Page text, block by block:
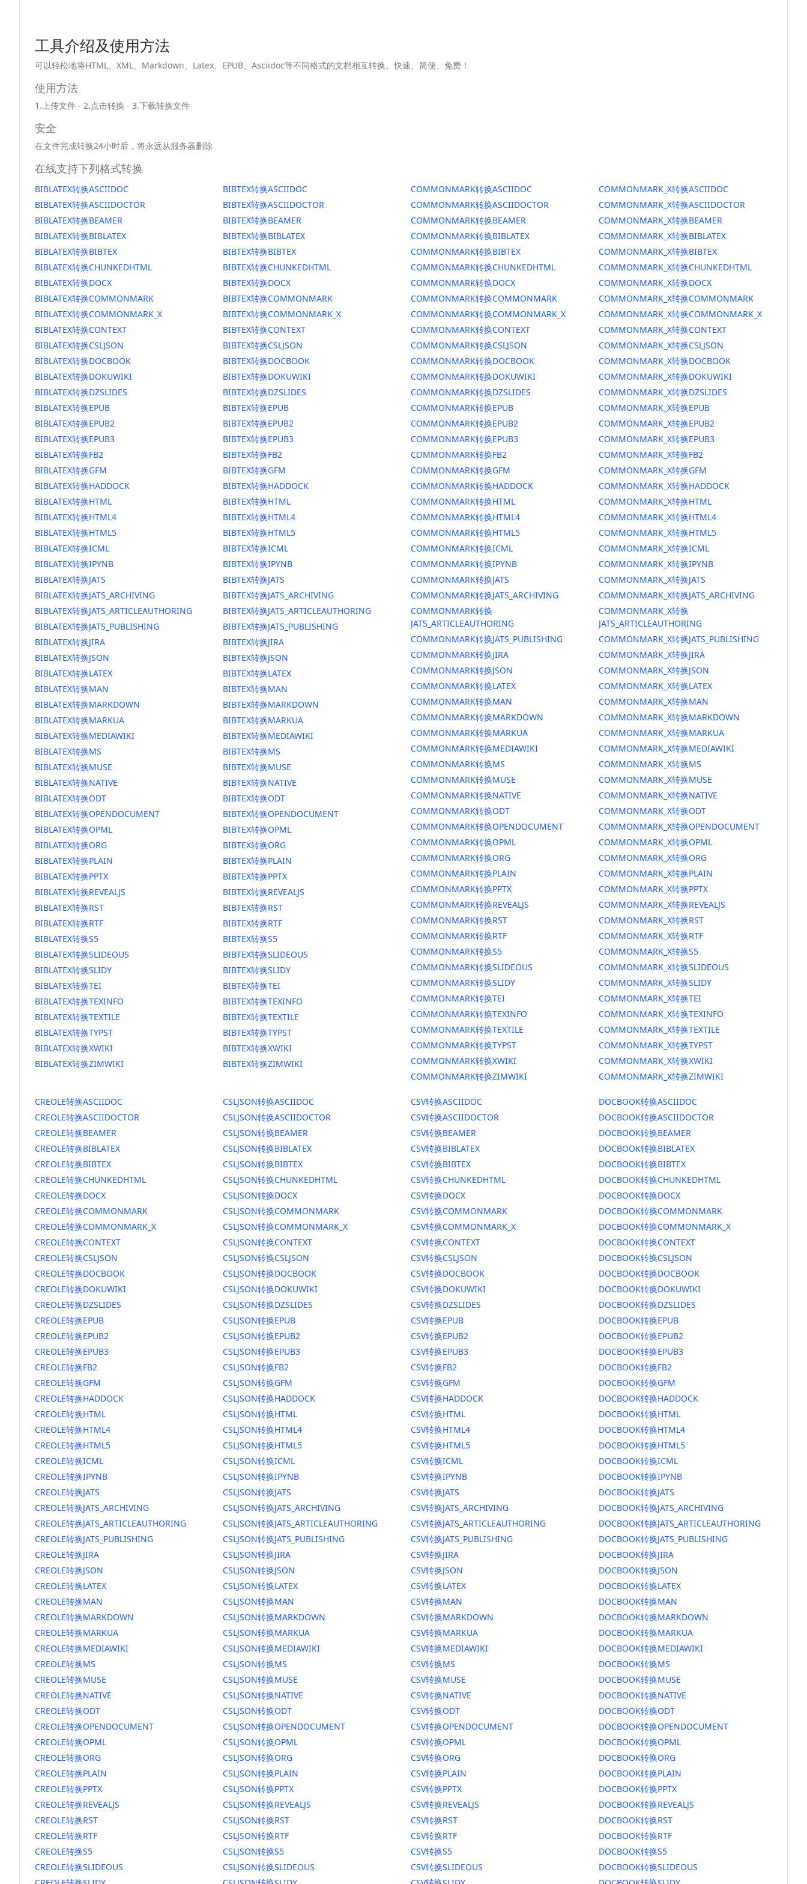
工具介绍及使用方法
可以轻松地将HTML、XML、Markdown、Latex、EPUB、Asciidoc等不同格式的文档相互转换。快速、简便、免费！
使用方法
1.上传文件 - 2.点击转换 - 3.下载转换文件
安全
在文件完成转换24小时后，将永远从服务器删除
在线支持下列格式转换
BIBLATEX转换ASCIIDOC
BIBLATEX转换ASCIIDOCTOR
BIBLATEX转换BEAMER
BIBLATEX转换BIBLATEX
BIBLATEX转换BIBTEX
BIBLATEX转换CHUNKEDHTML
BIBLATEX转换DOCX
BIBLATEX转换COMMONMARK
BIBLATEX转换COMMONMARK_X
BIBLATEX转换CONTEXT
BIBLATEX转换CSLJSON
BIBLATEX转换DOCBOOK
BIBLATEX转换DOKUWIKI
BIBLATEX转换DZSLIDES
BIBLATEX转换EPUB
BIBLATEX转换EPUB2
BIBLATEX转换EPUB3
BIBLATEX转换FB2
BIBLATEX转换GFM
BIBLATEX转换HADDOCK
BIBLATEX转换HTML
BIBLATEX转换HTML4
BIBLATEX转换HTML5
BIBLATEX转换ICML
BIBLATEX转换IPYNB
BIBLATEX转换JATS
BIBLATEX转换JATS_ARCHIVING
BIBLATEX转换JATS_ARTICLEAUTHORING
BIBLATEX转换JATS_PUBLISHING
BIBLATEX转换JIRA
BIBLATEX转换JSON
BIBLATEX转换LATEX
BIBLATEX转换MAN
BIBLATEX转换MARKDOWN
BIBLATEX转换MARKUA
BIBLATEX转换MEDIAWIKI
BIBLATEX转换MS
BIBLATEX转换MUSE
BIBLATEX转换NATIVE
BIBLATEX转换ODT
BIBLATEX转换OPENDOCUMENT
BIBLATEX转换OPML
BIBLATEX转换ORG
BIBLATEX转换PLAIN
BIBLATEX转换PPTX
BIBLATEX转换REVEALJS
BIBLATEX转换RST
BIBLATEX转换RTF
BIBLATEX转换S5
BIBLATEX转换SLIDEOUS
BIBLATEX转换SLIDY
BIBLATEX转换TEI
BIBLATEX转换TEXINFO
BIBLATEX转换TEXTILE
BIBLATEX转换TYPST
BIBLATEX转换XWIKI
BIBLATEX转换ZIMWIKI
BIBTEX转换ASCIIDOC
BIBTEX转换ASCIIDOCTOR
BIBTEX转换BEAMER
BIBTEX转换BIBLATEX
BIBTEX转换BIBTEX
BIBTEX转换CHUNKEDHTML
BIBTEX转换DOCX
BIBTEX转换COMMONMARK
BIBTEX转换COMMONMARK_X
BIBTEX转换CONTEXT
BIBTEX转换CSLJSON
BIBTEX转换DOCBOOK
BIBTEX转换DOKUWIKI
BIBTEX转换DZSLIDES
BIBTEX转换EPUB
BIBTEX转换EPUB2
BIBTEX转换EPUB3
BIBTEX转换FB2
BIBTEX转换GFM
BIBTEX转换HADDOCK
BIBTEX转换HTML
BIBTEX转换HTML4
BIBTEX转换HTML5
BIBTEX转换ICML
BIBTEX转换IPYNB
BIBTEX转换JATS
BIBTEX转换JATS_ARCHIVING
BIBTEX转换JATS_ARTICLEAUTHORING
BIBTEX转换JATS_PUBLISHING
BIBTEX转换JIRA
BIBTEX转换JSON
BIBTEX转换LATEX
BIBTEX转换MAN
BIBTEX转换MARKDOWN
BIBTEX转换MARKUA
BIBTEX转换MEDIAWIKI
BIBTEX转换MS
BIBTEX转换MUSE
BIBTEX转换NATIVE
BIBTEX转换ODT
BIBTEX转换OPENDOCUMENT
BIBTEX转换OPML
BIBTEX转换ORG
BIBTEX转换PLAIN
BIBTEX转换PPTX
BIBTEX转换REVEALJS
BIBTEX转换RST
BIBTEX转换RTF
BIBTEX转换S5
BIBTEX转换SLIDEOUS
BIBTEX转换SLIDY
BIBTEX转换TEI
BIBTEX转换TEXINFO
BIBTEX转换TEXTILE
BIBTEX转换TYPST
BIBTEX转换XWIKI
BIBTEX转换ZIMWIKI
COMMONMARK转换ASCIIDOC
COMMONMARK转换ASCIIDOCTOR
COMMONMARK转换BEAMER
COMMONMARK转换BIBLATEX
COMMONMARK转换BIBTEX
COMMONMARK转换CHUNKEDHTML
COMMONMARK转换DOCX
COMMONMARK转换COMMONMARK
COMMONMARK转换COMMONMARK_X
COMMONMARK转换CONTEXT
COMMONMARK转换CSLJSON
COMMONMARK转换DOCBOOK
COMMONMARK转换DOKUWIKI
COMMONMARK转换DZSLIDES
COMMONMARK转换EPUB
COMMONMARK转换EPUB2
COMMONMARK转换EPUB3
COMMONMARK转换FB2
COMMONMARK转换GFM
COMMONMARK转换HADDOCK
COMMONMARK转换HTML
COMMONMARK转换HTML4
COMMONMARK转换HTML5
COMMONMARK转换ICML
COMMONMARK转换IPYNB
COMMONMARK转换JATS
COMMONMARK转换JATS_ARCHIVING
COMMONMARK转换
JATS_ARTICLEAUTHORING
COMMONMARK转换JATS_PUBLISHING
COMMONMARK转换JIRA
COMMONMARK转换JSON
COMMONMARK转换LATEX
COMMONMARK转换MAN
COMMONMARK转换MARKDOWN
COMMONMARK转换MARKUA
COMMONMARK转换MEDIAWIKI
COMMONMARK转换MS
COMMONMARK转换MUSE
COMMONMARK转换NATIVE
COMMONMARK转换ODT
COMMONMARK转换OPENDOCUMENT
COMMONMARK转换OPML
COMMONMARK转换ORG
COMMONMARK转换PLAIN
COMMONMARK转换PPTX
COMMONMARK转换REVEALJS
COMMONMARK转换RST
COMMONMARK转换RTF
COMMONMARK转换S5
COMMONMARK转换SLIDEOUS
COMMONMARK转换SLIDY
COMMONMARK转换TEI
COMMONMARK转换TEXINFO
COMMONMARK转换TEXTILE
COMMONMARK转换TYPST
COMMONMARK转换XWIKI
COMMONMARK转换ZIMWIKI
COMMONMARK_X转换ASCIIDOC
COMMONMARK_X转换ASCIIDOCTOR
COMMONMARK_X转换BEAMER
COMMONMARK_X转换BIBLATEX
COMMONMARK_X转换BIBTEX
COMMONMARK_X转换CHUNKEDHTML
COMMONMARK_X转换DOCX
COMMONMARK_X转换COMMONMARK
COMMONMARK_X转换COMMONMARK_X
COMMONMARK_X转换CONTEXT
COMMONMARK_X转换CSLJSON
COMMONMARK_X转换DOCBOOK
COMMONMARK_X转换DOKUWIKI
COMMONMARK_X转换DZSLIDES
COMMONMARK_X转换EPUB
COMMONMARK_X转换EPUB2
COMMONMARK_X转换EPUB3
COMMONMARK_X转换FB2
COMMONMARK_X转换GFM
COMMONMARK_X转换HADDOCK
COMMONMARK_X转换HTML
COMMONMARK_X转换HTML4
COMMONMARK_X转换HTML5
COMMONMARK_X转换ICML
COMMONMARK_X转换IPYNB
COMMONMARK_X转换JATS
COMMONMARK_X转换JATS_ARCHIVING
COMMONMARK_X转换
JATS_ARTICLEAUTHORING
COMMONMARK_X转换JATS_PUBLISHING
COMMONMARK_X转换JIRA
COMMONMARK_X转换JSON
COMMONMARK_X转换LATEX
COMMONMARK_X转换MAN
COMMONMARK_X转换MARKDOWN
COMMONMARK_X转换MARKUA
COMMONMARK_X转换MEDIAWIKI
COMMONMARK_X转换MS
COMMONMARK_X转换MUSE
COMMONMARK_X转换NATIVE
COMMONMARK_X转换ODT
COMMONMARK_X转换OPENDOCUMENT
COMMONMARK_X转换OPML
COMMONMARK_X转换ORG
COMMONMARK_X转换PLAIN
COMMONMARK_X转换PPTX
COMMONMARK_X转换REVEALJS
COMMONMARK_X转换RST
COMMONMARK_X转换RTF
COMMONMARK_X转换S5
COMMONMARK_X转换SLIDEOUS
COMMONMARK_X转换SLIDY
COMMONMARK_X转换TEI
COMMONMARK_X转换TEXINFO
COMMONMARK_X转换TEXTILE
COMMONMARK_X转换TYPST
COMMONMARK_X转换XWIKI
COMMONMARK_X转换ZIMWIKI
CREOLE转换ASCIIDOC
CREOLE转换ASCIIDOCTOR
CREOLE转换BEAMER
CREOLE转换BIBLATEX
CREOLE转换BIBTEX
CREOLE转换CHUNKEDHTML
CREOLE转换DOCX
CREOLE转换COMMONMARK
CREOLE转换COMMONMARK_X
CREOLE转换CONTEXT
CREOLE转换CSLJSON
CREOLE转换DOCBOOK
CREOLE转换DOKUWIKI
CREOLE转换DZSLIDES
CREOLE转换EPUB
CREOLE转换EPUB2
CREOLE转换EPUB3
CREOLE转换FB2
CREOLE转换GFM
CREOLE转换HADDOCK
CREOLE转换HTML
CREOLE转换HTML4
CREOLE转换HTML5
CREOLE转换ICML
CREOLE转换IPYNB
CREOLE转换JATS
CREOLE转换JATS_ARCHIVING
CREOLE转换JATS_ARTICLEAUTHORING
CREOLE转换JATS_PUBLISHING
CREOLE转换JIRA
CREOLE转换JSON
CREOLE转换LATEX
CREOLE转换MAN
CREOLE转换MARKDOWN
CREOLE转换MARKUA
CREOLE转换MEDIAWIKI
CREOLE转换MS
CREOLE转换MUSE
CREOLE转换NATIVE
CREOLE转换ODT
CREOLE转换OPENDOCUMENT
CREOLE转换OPML
CREOLE转换ORG
CREOLE转换PLAIN
CREOLE转换PPTX
CREOLE转换REVEALJS
CREOLE转换RST
CREOLE转换RTF
CREOLE转换S5
CREOLE转换SLIDEOUS
CSLJSON转换ASCIIDOC
CSLJSON转换ASCIIDOCTOR
CSLJSON转换BEAMER
CSLJSON转换BIBLATEX
CSLJSON转换BIBTEX
CSLJSON转换CHUNKEDHTML
CSLJSON转换DOCX
CSLJSON转换COMMONMARK
CSLJSON转换COMMONMARK_X
CSLJSON转换CONTEXT
CSLJSON转换CSLJSON
CSLJSON转换DOCBOOK
CSLJSON转换DOKUWIKI
CSLJSON转换DZSLIDES
CSLJSON转换EPUB
CSLJSON转换EPUB2
CSLJSON转换EPUB3
CSLJSON转换FB2
CSLJSON转换GFM
CSLJSON转换HADDOCK
CSLJSON转换HTML
CSLJSON转换HTML4
CSLJSON转换HTML5
CSLJSON转换ICML
CSLJSON转换IPYNB
CSLJSON转换JATS
CSLJSON转换JATS_ARCHIVING
CSLJSON转换JATS_ARTICLEAUTHORING
CSLJSON转换JATS_PUBLISHING
CSLJSON转换JIRA
CSLJSON转换JSON
CSLJSON转换LATEX
CSLJSON转换MAN
CSLJSON转换MARKDOWN
CSLJSON转换MARKUA
CSLJSON转换MEDIAWIKI
CSLJSON转换MS
CSLJSON转换MUSE
CSLJSON转换NATIVE
CSLJSON转换ODT
CSLJSON转换OPENDOCUMENT
CSLJSON转换OPML
CSLJSON转换ORG
CSLJSON转换PLAIN
CSLJSON转换PPTX
CSLJSON转换REVEALJS
CSLJSON转换RST
CSLJSON转换RTF
CSLJSON转换S5
CSLJSON转换SLIDEOUS
CSV转换ASCIIDOC
CSV转换ASCIIDOCTOR
CSV转换BEAMER
CSV转换BIBLATEX
CSV转换BIBTEX
CSV转换CHUNKEDHTML
CSV转换DOCX
CSV转换COMMONMARK
CSV转换COMMONMARK_X
CSV转换CONTEXT
CSV转换CSLJSON
CSV转换DOCBOOK
CSV转换DOKUWIKI
CSV转换DZSLIDES
CSV转换EPUB
CSV转换EPUB2
CSV转换EPUB3
CSV转换FB2
CSV转换GFM
CSV转换HADDOCK
CSV转换HTML
CSV转换HTML4
CSV转换HTML5
CSV转换ICML
CSV转换IPYNB
CSV转换JATS
CSV转换JATS_ARCHIVING
CSV转换JATS_ARTICLEAUTHORING
CSV转换JATS_PUBLISHING
CSV转换JIRA
CSV转换JSON
CSV转换LATEX
CSV转换MAN
CSV转换MARKDOWN
CSV转换MARKUA
CSV转换MEDIAWIKI
CSV转换MS
CSV转换MUSE
CSV转换NATIVE
CSV转换ODT
CSV转换OPENDOCUMENT
CSV转换OPML
CSV转换ORG
CSV转换PLAIN
CSV转换PPTX
CSV转换REVEALJS
CSV转换RST
CSV转换RTF
CSV转换S5
CSV转换SLIDEOUS
DOCBOOK转换ASCIIDOC
DOCBOOK转换ASCIIDOCTOR
DOCBOOK转换BEAMER
DOCBOOK转换BIBLATEX
DOCBOOK转换BIBTEX
DOCBOOK转换CHUNKEDHTML
DOCBOOK转换DOCX
DOCBOOK转换COMMONMARK
DOCBOOK转换COMMONMARK_X
DOCBOOK转换CONTEXT
DOCBOOK转换CSLJSON
DOCBOOK转换DOCBOOK
DOCBOOK转换DOKUWIKI
DOCBOOK转换DZSLIDES
DOCBOOK转换EPUB
DOCBOOK转换EPUB2
DOCBOOK转换EPUB3
DOCBOOK转换FB2
DOCBOOK转换GFM
DOCBOOK转换HADDOCK
DOCBOOK转换HTML
DOCBOOK转换HTML4
DOCBOOK转换HTML5
DOCBOOK转换ICML
DOCBOOK转换IPYNB
DOCBOOK转换JATS
DOCBOOK转换JATS_ARCHIVING
DOCBOOK转换JATS_ARTICLEAUTHORING
DOCBOOK转换JATS_PUBLISHING
DOCBOOK转换JIRA
DOCBOOK转换JSON
DOCBOOK转换LATEX
DOCBOOK转换MAN
DOCBOOK转换MARKDOWN
DOCBOOK转换MARKUA
DOCBOOK转换MEDIAWIKI
DOCBOOK转换MS
DOCBOOK转换MUSE
DOCBOOK转换NATIVE
DOCBOOK转换ODT
DOCBOOK转换OPENDOCUMENT
DOCBOOK转换OPML
DOCBOOK转换ORG
DOCBOOK转换PLAIN
DOCBOOK转换PPTX
DOCBOOK转换REVEALJS
DOCBOOK转换RST
DOCBOOK转换RTF
DOCBOOK转换S5
DOCBOOK转换SLIDEOUS